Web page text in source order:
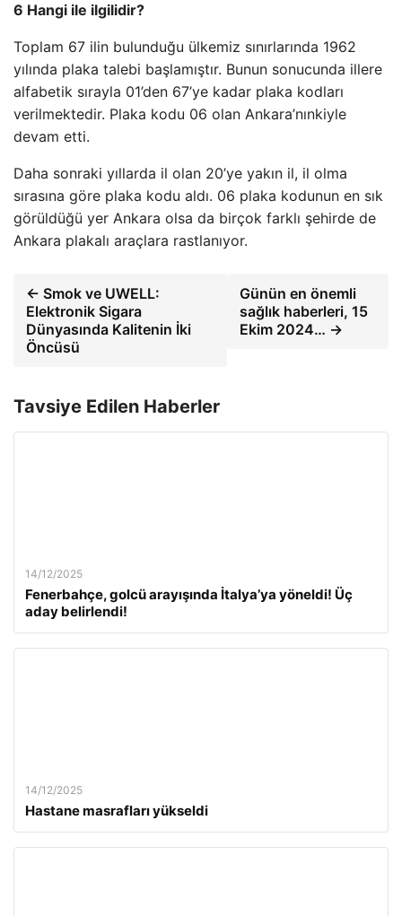
6 Hangi ile ilgilidir?
Toplam 67 ilin bulunduğu ülkemiz sınırlarında 1962
yılında plaka talebi başlamıştır. Bunun sonucunda illere
alfabetik sırayla 01’den 67’ye kadar plaka kodları
verilmektedir. Plaka kodu 06 olan Ankara’nınkiyle
devam etti.
Daha sonraki yıllarda il olan 20’ye yakın il, il olma
sırasına göre plaka kodu aldı. 06 plaka kodunun en sık
görüldüğü yer Ankara olsa da birçok farklı şehirde de
Ankara plakalı araçlara rastlanıyor.
← Smok ve UWELL:
Elektronik Sigara
Dünyasında Kalitenin İki
Öncüsü
Günün en önemli
sağlık haberleri, 15
Ekim 2024… →
Tavsiye Edilen Haberler
14/12/2025
Fenerbahçe, golcü arayışında İtalya’ya yöneldi! Üç
aday belirlendi!
14/12/2025
Hastane masrafları yükseldi